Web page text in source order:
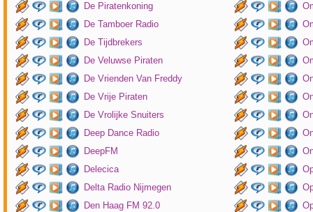
De Piratenkoning
De Tamboer Radio
De Tijdbrekers
De Veluwse Piraten
De Vrienden Van Freddy
De Vrije Piraten
De Vrolijke Snuiters
Deep Dance Radio
DeepFM
Delecica
Delta Radio Nijmegen
Den Haag FM 92.0